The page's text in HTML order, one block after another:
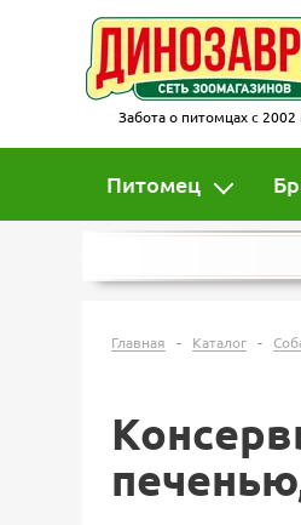
Забота о питомцах с 2002
Питомец
Главная - Каталог -